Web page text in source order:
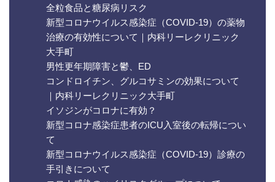
全粒食品と糖尿病リスク
新型コロナウイルス感染症（COVID-19）の薬物
治療の有効性について｜内科リーレクリニック
大手町
男性更年期障害と鬱、ED
コンドロイチン、グルコサミンの効果について
｜内科リーレクリニック大手町
イソジンがコロナに有効？
新型コロナ感染症患者のICU入室後の転帰につい
て
新型コロナウイルス感染症（COVID-19）診療の
手引きについて